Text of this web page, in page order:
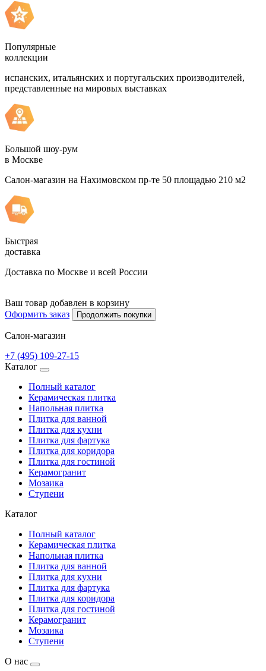
Популярные
коллекции
испанских, итальянских и португальских производителей,
представленные на мировых выставках
Большой шоу-рум
в Москве
Салон-магазин на Нахимовском пр-те 50 площадью 210 м2
Быстрая
доставка
Доставка по Москве и всей России
Ваш товар добавлен в корзину
Оформить заказ
Продолжить покупки
Салон-магазин
+7 (495) 109-27-15
Каталог
Полный каталог
Керамическая плитка
Напольная плитка
Плитка для ванной
Плитка для кухни
Плитка для фартука
Плитка для коридора
Плитка для гостиной
Керамогранит
Мозаика
Ступени
Каталог
Полный каталог
Керамическая плитка
Напольная плитка
Плитка для ванной
Плитка для кухни
Плитка для фартука
Плитка для коридора
Плитка для гостиной
Керамогранит
Мозаика
Ступени
О нас